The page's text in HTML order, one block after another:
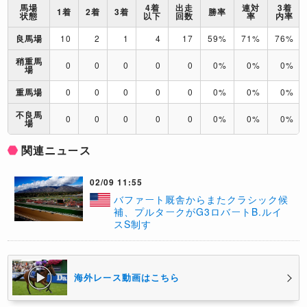
馬場
状態 1着 2着 3着 4着
以下
出走
回数 勝率 連対
率
3着
内率
良馬場
10 2 1 4 17 59% 71% 76%
稍重馬
場 0 0 0 0 0 0% 0% 0%
重馬場 0 0 0 0 0 0% 0% 0%
不良馬
場 0 0 0 0 0 0% 0% 0%
関連ニュース
02/09 11:55
​バファート厩舎からまたクラシック候
補、プルタークがG3ロバートB.ルイ
スS制す
海外レース動画はこちら